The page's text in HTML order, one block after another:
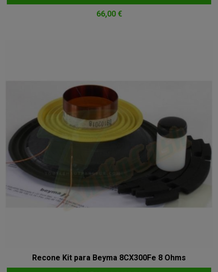
66,00 €
Recone Kit para Beyma 8CX300Fe 8 Ohms